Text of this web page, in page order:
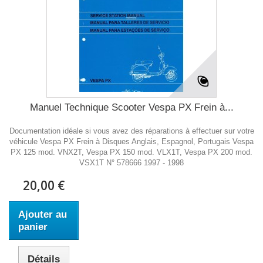
Manuel Technique Scooter Vespa PX Frein à...
Documentation idéale si vous avez des réparations à effectuer sur votre
véhicule Vespa PX Frein à Disques Anglais, Espagnol, Portugais Vespa
PX 125 mod. VNX2T, Vespa PX 150 mod. VLX1T, Vespa PX 200 mod.
VSX1T N° 578666 1997 - 1998
20,00 €
Ajouter au
panier
Détails